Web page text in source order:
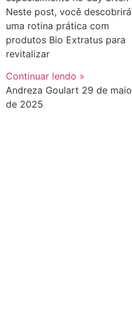
Neste post, você descobrirá
uma rotina prática com
produtos Bio Extratus para
revitalizar
Continuar lendo »
Andreza Goulart 29 de maio
de 2025